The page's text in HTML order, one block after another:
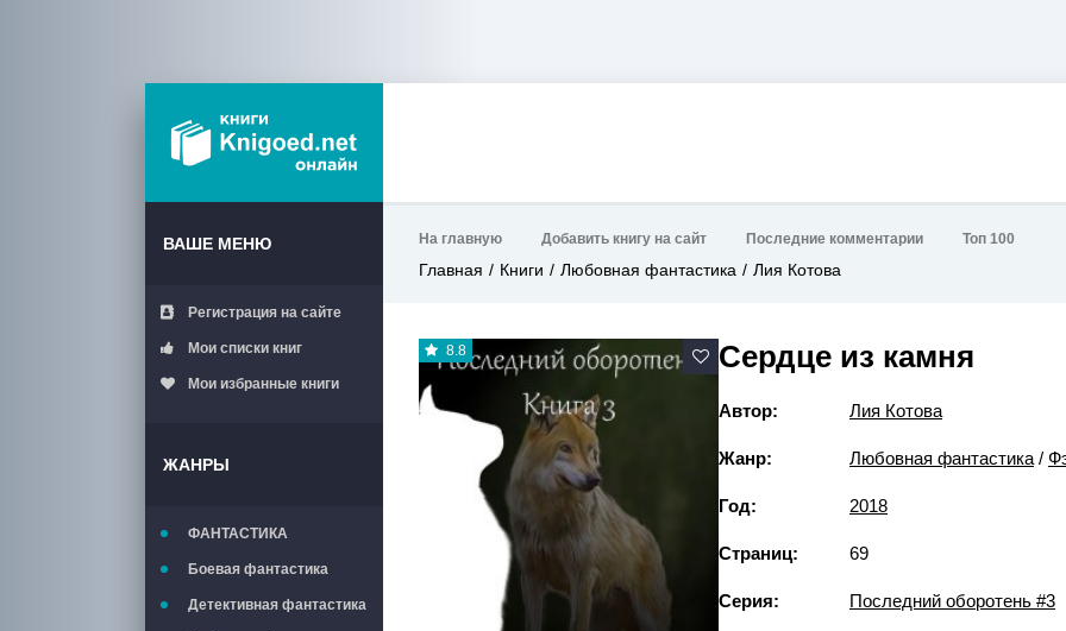
ВАШЕ МЕНЮ
Регистрация на сайте
Мои списки книг
Мои избранные книги
ЖАНРЫ
ФАНТАСТИКА
Боевая фантастика
Детективная фантастика
На главную Добавить книгу на сайт Последние комментарии Топ 100
Главная Книги Любовная фантастика Лия Котова
8.8 Сердце из камня
Автор: Лия Котова
Жанр: Любовная фантастика /
Год: 2018
Страниц: 69
Серия: Последний оборотень #3